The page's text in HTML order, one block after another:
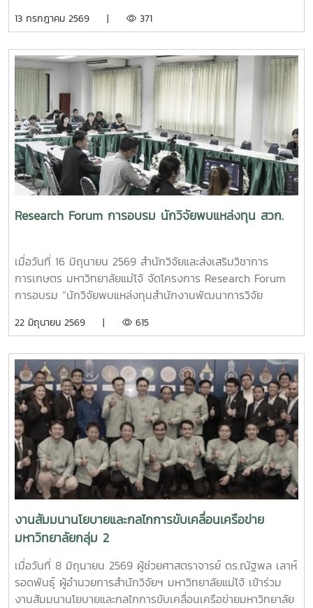
ได้แก่ โครงการพัฒนากำลังคนให้มีทักษะด้านการสร้างดิจิทัล
ครอบคลุมทักษะการเป็นผู้ประกอบการ การใช้ภาษาต่างประเทศ
และทักษะการเล่าเรื่อง เพื่อส่งเสริมเศรษฐกิจสร้างสรรค์ในชุมชน
โดย ผู้ช่วยศาสตราจารย์ ดร.ณภัทร เรืองนภากุล รองคณบดีฝ่าย
วิจัย บริการวิชาการและวิเทศสัมพันธ์ สังกัด คณะสารสนเทศและ
การสื่อสาร เป็นหัวหน้าโครงการ งานมหกรรมงานวิจัยแห่งชาติ
2569 จัดขึ้นภายใต้แนวคิด “พลังวิจัย สร้างสรรค์เศรษฐกิจและ
สังคมไทยยั่งยืน” ระหว่างวันที่ 22–26 มิถุนายน 2569 ณ
โรงแรมเซ็นทาราแกรนด์ และเมื่อวันที่ 22 มิถุนายน 2569
ศ.ดร.ยศชนัน วงศ์สวัสดิ์ รองนายกรัฐมนตรี และรัฐมนตรีว่าการ
กระทรวงการอุดมศึกษา วิทยาศาสตร์ วิจัยและนวัตกรรม (อว.)
ให้เกียรติเข้าเยี่ยมชมบูธมหาวิทยาลัยแม่โจ้ ภายในงานมหกรรม
พร้อมรับฟังการนำเสนอผลงานวิจัยและนวัตกรรม ที่มุ่งตอบ
โจทย์การพัฒนาประเทศอย่างยั่งยืน สะท้อนศักยภาพและความ
เข้มแข็งด้านการวิจัยของมหาวิทยาลัยแม่โจ้สู่เวทีระดับชาติ โดยมี
บริการวิชาการและวิเทศสัมพันธ์ คณะสารสนเทศและการสื่อสาร
เสนอผลงานวิจัย งานมหกรรมงานวิจัยแห่งชาติ 2569 จัดขึ้นภาย
ใต้แนวคิด “พลังวิจัย สร้างสรรค์เศรษฐกิจและสังคมไทยยั่งยืน”
ระหว่างวันที่ 22–26 มิถุนายน 2569 ณ โรงแรมเซ็นทาราแกรนด์
และบางกอกคอนเวนชันเซ็นเตอร์ เซ็นทรัลเวิลด์
กรุงเทพมหานคร และเมื่อวันที่ 25 มิถุนายน 2569 ผู้ช่วย
ศาสตราจารย์ สัตวแพทย์หญิง ดร.พชรพร ตาดี จากคณะสัตว
ศาสตร์และเทคโนโลยี มหาวิทยาลัยแม่โจ้ ร่วมเสวนาในหัวข้อ
“ปลูก เปลี่ยน ปรับ” ปศุสัตว์สีเขียว ภายในงานมหกรรมงานวิจัย
แห่งชาติ 2569 (Thailand Research Expo 2026) ภายใต้
แนวคิด “พลังวิจัย สร้างสรรค์เศรษฐกิจและสังคมไทยยั่งยืน”
13 กรกฎาคม 2569 | 371
Research Forum การอบรม นักวิจัยพบแหล่งทุน สวก.
เมื่อวันที่ 16 มิถุนายน 2569 สำนักวิจัยและส่งเสริมวิชาการ
การเกษตร มหาวิทยาลัยแม่โจ้ จัดโครงการ Research Forum
การอบรม “นักวิจัยพบแหล่งทุนสำนักงานพัฒนาการวิจัย
ศาสตราจารย์ ดร.สุริยจรัส เตชะตันมีนสกุล รองอธิการบดี
บรรยายพิเศษเพื่อเตรียมความพร้อมและเพิ่มศักยภาพให้กับนัก
วิจัย โดยมีวิทยากรผู้เชี่ยวชาญจากสำนักงานพัฒนาการวิจัย
การเกษตร (องค์การมหาชน)สวก. ร่วมบรรยายใน 2 หัวข้อสำคัญ
ได้แก่* การเปิดรับข้อเสนอแผนงานวิจัย “ด้านการเกษตรและ
นวัตกรรม (SF: Strategic Fund)” และ “ด้านการนำผลงานวิจัย
และนวัตกรรมไปใช้ประโยชน์ (RU : Research Utilization)”
ประจำปีงบประมาณ พ.ศ. 2570 โดย นายวินัย ขาวมี นักวิเคราะห์
อาวุโส 1* เทคนิคการเขียนข้อเสนอโครงการวิจัยอย่างไร เพื่อให้
ได้รับทุน โดย นางสาวสสิรี บุญบงการ นักวิเคราะห์ปฏิบัติการ
1นอกจากนี้ ยังมีกิจกรรมวิพากษ์และให้ข้อเสนอแนะแก่โครงการ
วิจัยที่เสนอขอรับทุน สวก. เพื่อช่วยพัฒนากรอบแนวคิดของนัก
วิจัยให้ตอบโจทย์แหล่งทุนมากยิ่งขึ้น ณ ห้องประชุม 304 ชั้น 3
อาคารเฉลิมพระเกียรติสมเด็จพระเทพรัตนราชสุดา มหาวิทยาลัย
แม่โจ้
22 มิถุนายน 2569 | 615
งานสัมมนานโยบายและกลไกการขับเคลื่อนเครือข่าย
มหาวิทยาลัยกลุ่ม 2
เมื่อวันที่ 8 มิถุนายน 2569 ผู้ช่วยศาสตราจารย์ ดร.ณัฐพล เลาห์
รอดพันธุ์ ผู้อำนวยการสำนักวิจัยฯ มหาวิทยาลัยแม่โจ้ เข้าร่วม
งานสัมมนานโยบายและกลไกการขับเคลื่อนเครือข่ายมหาวิทยาลัย